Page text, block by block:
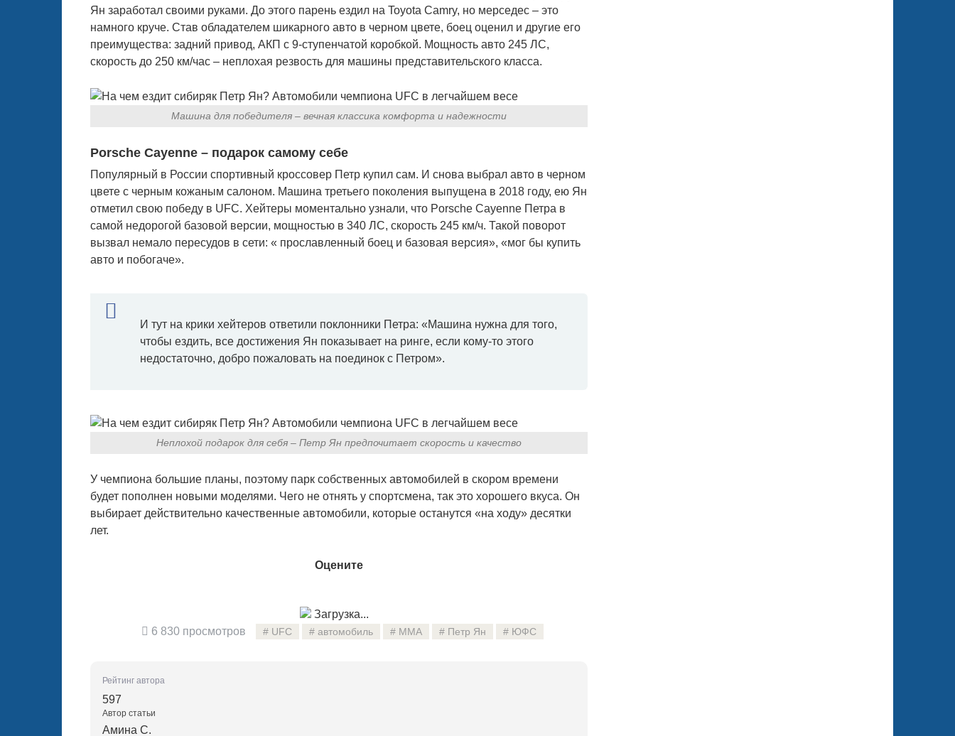
Ян заработал своими руками. До этого парень ездил на Toyota Camry, но мерседес – это
намного круче. Став обладателем шикарного авто в черном цвете, боец оценил и другие его
преимущества: задний привод, АКП с 9-ступенчатой коробкой. Мощность авто 245 ЛС,
скорость до 250 км/час – неплохая резвость для машины представительского класса.
Машина для победителя – вечная классика комфорта и надежности
Porsche Cayenne – подарок самому себе
Популярный в России спортивный кроссовер Петр купил сам. И снова выбрал авто в черном
цвете с черным кожаным салоном. Машина третьего поколения выпущена в 2018 году, ею Ян
отметил свою победу в UFC. Хейтеры моментально узнали, что Porsche Cayenne Петра в
самой недорогой базовой версии, мощностью в 340 ЛС, скорость 245 км/ч. Такой поворот
вызвал немало пересудов в сети: « прославленный боец и базовая версия», «мог бы купить
авто и побогаче».
И тут на крики хейтеров ответили поклонники Петра: «Машина нужна для того,
чтобы ездить, все достижения Ян показывает на ринге, если кому-то этого
недостаточно, добро пожаловать на поединок с Петром».
Неплохой подарок для себя – Петр Ян предпочитает скорость и качество
У чемпиона большие планы, поэтому парк собственных автомобилей в скором времени
будет пополнен новыми моделями. Чего не отнять у спортсмена, так это хорошего вкуса. Он
выбирает действительно качественные автомобили, которые останутся «на ходу» десятки
лет.
Оцените
Загрузка...
6 830 просмотров
UFC автомобиль ММА Петр Ян ЮФС
Рейтинг автора
597
Автор статьи
Амина С.